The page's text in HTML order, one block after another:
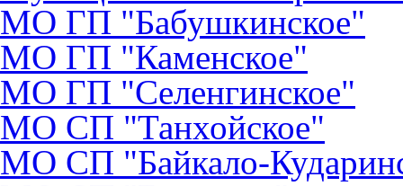
МО ГП "Бабушкинское"
МО ГП "Каменское"
МО ГП "Селенгинское"
МО CП "Танхойское"
МО СП "Байкало-